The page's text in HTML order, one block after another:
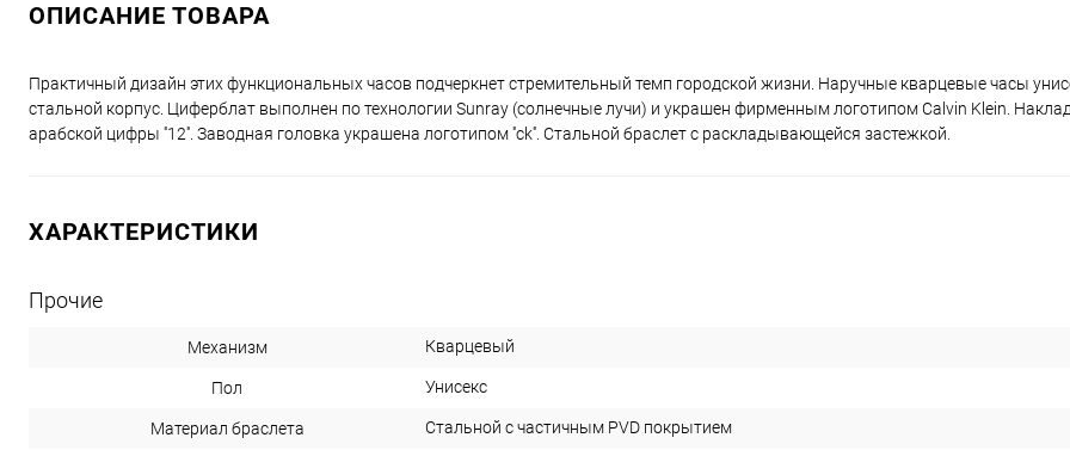
ОПИСАНИЕ ТОВАРА
Практичный дизайн этих функциональных часов подчеркнет стремительный темп городской жизни. Наручные кварцевые часы
стальной корпус. Циферблат выполнен по технологии Sunray (солнечные лучи) и украшен фирменным логотипом Calvin Klein.
арабской цифры ''12''. Заводная головка украшена логотипом ''ck''. Стальной браслет с раскладывающейся застежкой.
ХАРАКТЕРИСТИКИ
Прочие
Механизм Кварцевый
Пол Унисекс
Материал браслета Стальной с частичным PVD покрытием